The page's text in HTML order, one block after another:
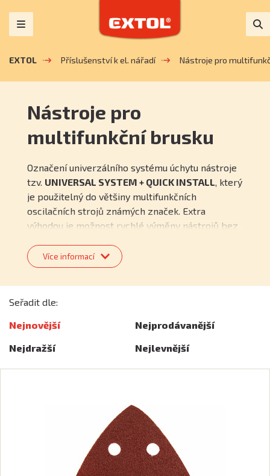
EXTOL Příslušenství k el. nářadí Nástroje pro
Nástroje pro
multifunkční brusku
Označení univerzálního systému úchytu nástroje
tzv. UNIVERSAL SYSTEM + QUICK INSTALL, který
je použitelný do většiny multifunkčních
oscilačních strojů známých značek. Extra
výhodou je možnost rychlé výměny nástrojů bez
oscilační stroj vybaven rychloupínacím
systémem pro upnutí nástroje.
Označení univerzálního systému úchytu nástroje
UNIVERSAL SYSTEM
známých značek. Tyto nástroje nelze použít do
systémem.
Více informací
Seřadit dle:
Nejnovější
Nejprodávanější
Nejdražší
Nejlevnější